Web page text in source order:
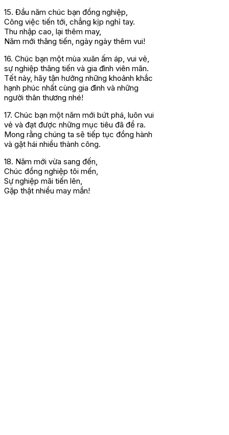
15. Đầu năm chúc bạn đồng nghiệp,
Công việc tiến tới, chẳng kịp nghỉ tay.
Thu nhập cao, lại thêm may,
Năm mới thăng tiến, ngày ngày thêm vui!
16. Chúc bạn một mùa xuân ấm áp, vui vẻ,
sự nghiệp thăng tiến và gia đình viên mãn.
Tết này, hãy tận hưởng những khoảnh khắc
hạnh phúc nhất cùng gia đình và những
người thân thương nhé!
17. Chúc bạn một năm mới bứt phá, luôn vui
vẻ và đạt được những mục tiêu đã đề ra.
Mong rằng chúng ta sẽ tiếp tục đồng hành
và gặt hái nhiều thành công.
18. Năm mới vừa sang đến,
Chúc đồng nghiệp tôi mến,
Sự nghiệp mãi tiến lên,
Gặp thật nhiều may mắn!